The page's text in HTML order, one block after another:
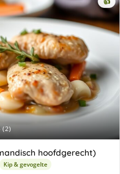
(2)
hoofdgerecht)
Kip & gevogelte